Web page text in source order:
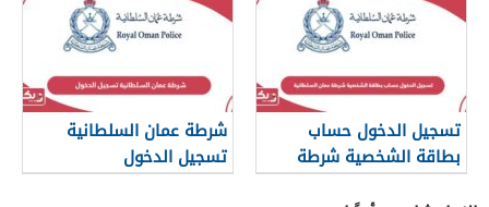
تسجيل الدخول حساب
بطاقة الشخصية شرطة
عمان السلطانية
شرطة عمان السلطانية
تسجيل الدخول
www.rop.gov.om